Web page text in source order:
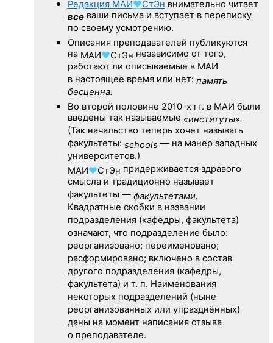
Редакция МАИ♥СтЭн внимательно читает
всеваши письма и вступает в переписку
по своему усмотрению.
Описания преподавателей публикуются
на МАИ♥СтЭн независимо от того,
работают ли описываемые в МАИ
в настоящее время или нет: память
бесценна.
Во второй половине 2010-х гг. в МАИ были
введены так называемые «институты».
(Так начальство теперь хочет называть
факультеты: schools — на манер западных
университетов.)
МАИ♥СтЭн придерживается здравого
смысла и традиционно называет
факультеты — факультетами.
Квадратные скобки в названии
подразделения (кафедры, факультета)
означают, что подразделение было:
реорганизовано; переименовано;
расформировано; включено в состав
другого подразделения (кафедры,
факультета) и т. п. Наименования
некоторых подразделений (ныне
реорганизованных или упразднённых)
даны на момент написания отзыва
о преподавателе.